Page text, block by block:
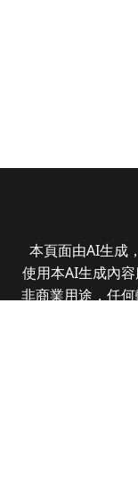
本頁面由AI生成
使用本AI生成內
非商業用途，任